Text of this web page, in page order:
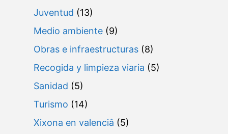
Juventud (13)
Medio ambiente (9)
Obras e infraestructuras (8)
Recogida y limpieza viaria (5)
Sanidad (5)
Turismo (14)
Xixona en valenciâ (5)